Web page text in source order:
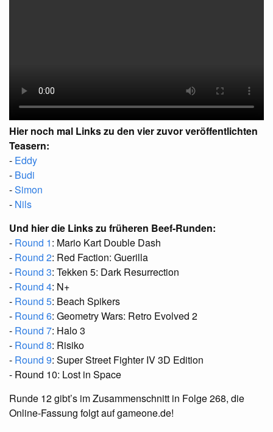
Hier noch mal Links zu den vier zuvor veröffentlichten
Teasern:
- Eddy
- Budi
-Simon
- Nils
Und hier die Links zu früheren Beef-Runden:
- Round 1: Mario Kart Double Dash
- Round 2: Red Faction: Guerilla
- Round 3: Tekken 5: Dark Resurrection
- Round 4: N+
- Round 5: Beach Spikers
- Round 6: Geometry Wars: Retro Evolved 2
- Round 7: Halo 3
- Round 8: Risiko
- Round 9: Super Street Fighter IV 3D Edition
- Round 10: Lost in Space
Runde 12 gibt’s im Zusammenschnitt in Folge 268, die
Online-Fassung folgt auf gameone.de!